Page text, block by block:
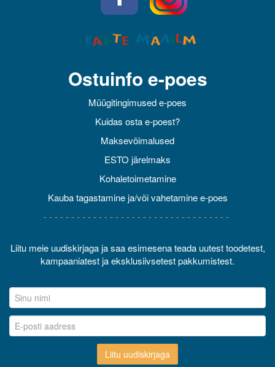
Ostuinfo e-poes
Müügitingimused e-poes
Kuidas osta e-poest?
Maksevõimalused
ESTO järelmaks
Kohaletoimetamine
Kauba tagastamine ja/või vahetamine e-poes
- - - - - - - - - - - - - - - - - - - - - - - - - - - - - - - - - -
Liitu meie uudiskirjaga ja saa esimesena teada uutest toodetest,
kampaaniatest ja eksklusiivsetest pakkumistest.
Liitu uudiskirjaga